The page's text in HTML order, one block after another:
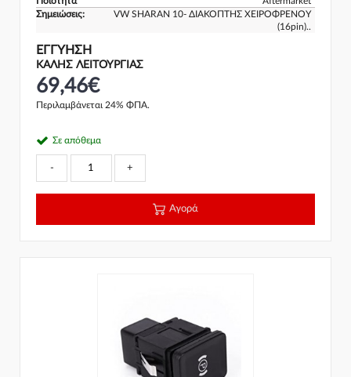
Σημειώσεις:
VW SHARAN 10- ΔΙΑΚΟΠΤΗΣ ΧΕΙΡΟΦΡΕΝΟΥ
(16pin)..
ΕΓΓΎΗΣΗ
ΚΑΛΗΣ ΛΕΙΤΟΥΡΓΙΑΣ
69,46€
Περιλαμβάνεται 24% ΦΠΑ.
Σε απόθεμα
- +
Αγορά